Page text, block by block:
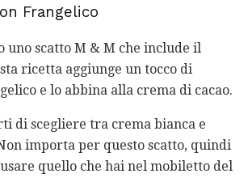
Frangelico
uno scatto M & M che include il
ricetta aggiunge un tocco di
e lo abbina alla crema di cacao.
di scegliere tra crema bianca e
importa per questo scatto, quindi
quello che hai nel mobiletto del